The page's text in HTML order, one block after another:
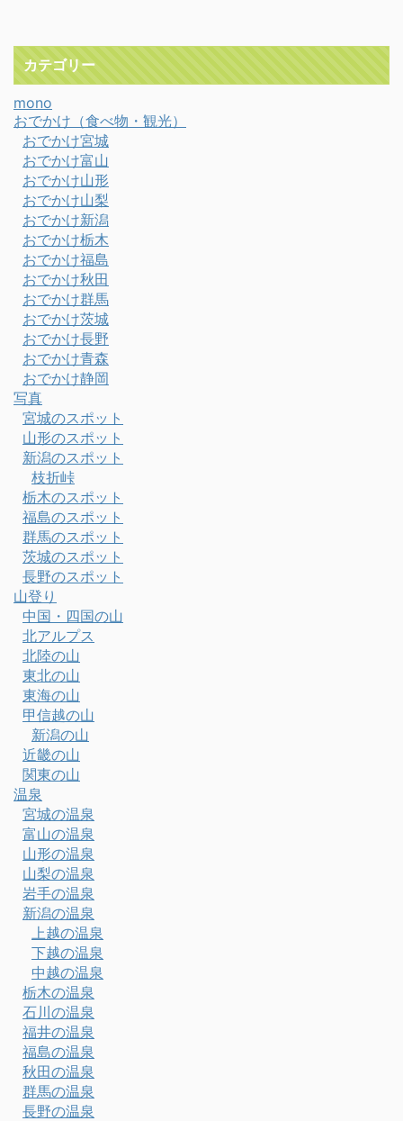
カテゴリー
mono
おでかけ（食べ物・観光）
おでかけ宮城
おでかけ富山
おでかけ山形
おでかけ山梨
おでかけ新潟
おでかけ栃木
おでかけ福島
おでかけ秋田
おでかけ群馬
おでかけ茨城
おでかけ長野
おでかけ青森
おでかけ静岡
写真
宮城のスポット
山形のスポット
新潟のスポット
枝折峠
栃木のスポット
福島のスポット
群馬のスポット
茨城のスポット
長野のスポット
山登り
中国・四国の山
北アルプス
北陸の山
東北の山
東海の山
甲信越の山
新潟の山
近畿の山
関東の山
温泉
宮城の温泉
富山の温泉
山形の温泉
山梨の温泉
岩手の温泉
新潟の温泉
上越の温泉
下越の温泉
中越の温泉
栃木の温泉
石川の温泉
福井の温泉
福島の温泉
秋田の温泉
群馬の温泉
長野の温泉